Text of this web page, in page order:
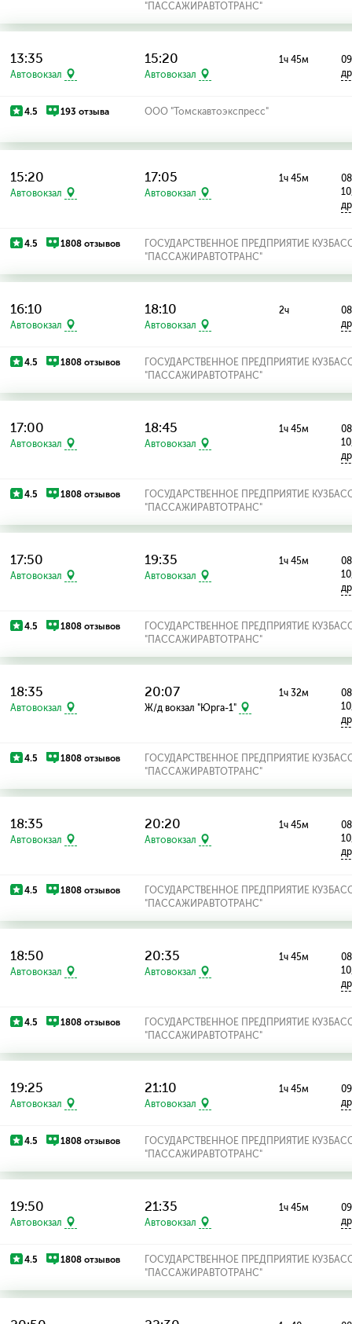
"ПАССАЖИРАВТОТРАНС"
13:35
Автовокзал
15:20
Автовокзал
1ч 45м
4.5 193 отзыва ООО "Томскавтоэкспресс"
15:20
Автовокзал
17:05
Автовокзал
1ч 45м
4.5 1808 отзывов
ГОСУДАРСТВЕННОЕ ПРЕДПРИЯТИЕ
"ПАССАЖИРАВТОТРАНС"
16:10
Автовокзал
18:10
Автовокзал
2ч
4.5 1808 отзывов
ГОСУДАРСТВЕННОЕ ПРЕДПРИЯТИЕ
"ПАССАЖИРАВТОТРАНС"
17:00
Автовокзал
18:45
Автовокзал
1ч 45м
4.5 1808 отзывов
ГОСУДАРСТВЕННОЕ ПРЕДПРИЯТИЕ
"ПАССАЖИРАВТОТРАНС"
17:50
Автовокзал
19:35
Автовокзал
1ч 45м
4.5 1808 отзывов
ГОСУДАРСТВЕННОЕ ПРЕДПРИЯТИЕ
"ПАССАЖИРАВТОТРАНС"
18:35
Автовокзал
20:07
Ж/д вокзал "Юрга-1"
1ч 32м
4.5 1808 отзывов
ГОСУДАРСТВЕННОЕ ПРЕДПРИЯТИЕ
"ПАССАЖИРАВТОТРАНС"
18:35
Автовокзал
20:20
Автовокзал
1ч 45м
4.5 1808 отзывов
ГОСУДАРСТВЕННОЕ ПРЕДПРИЯТИЕ
"ПАССАЖИРАВТОТРАНС"
18:50
Автовокзал
20:35
Автовокзал
1ч 45м
4.5 1808 отзывов
ГОСУДАРСТВЕННОЕ ПРЕДПРИЯТИЕ
"ПАССАЖИРАВТОТРАНС"
19:25
Автовокзал
21:10
Автовокзал
1ч 45м
4.5 1808 отзывов
ГОСУДАРСТВЕННОЕ ПРЕДПРИЯТИЕ
"ПАССАЖИРАВТОТРАНС"
19:50
Автовокзал
21:35
Автовокзал
1ч 45м
4.5 1808 отзывов
ГОСУДАРСТВЕННОЕ ПРЕДПРИЯТИЕ
"ПАССАЖИРАВТОТРАНС"